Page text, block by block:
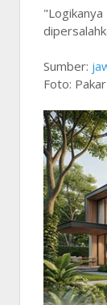
Sumber:
Foto: